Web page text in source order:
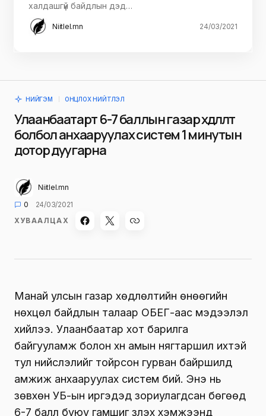
халдашгүй байдлын дэд…
Niitlel.mn 24/03/2021
НИЙГЭМ ОНЦЛОХ НИЙТЛЭЛ
Улаанбаатарт 6-7 баллын газар хөдлөлт
болбол анхааруулах систем 1 минутын
дотор дуугарна
Niitlel.mn
0
24/03/2021
ХУВААЛЦАХ
Манай улсын газар хөдлөлтийн өнөөгийн
нөхцөл байдлын талаар ОБЕГ-аас мэдээлэл
хийлээ. Улаанбаатар хот барилга
байгууламж болон хүн амын нягтаршил ихтэй
тул нийслэлийг тойрсон гурван байршилд
амжиж анхааруулах систем бий. Энэ нь
зөвхөн УБ-ын иргэдэд зориулагдсан бөгөөд
6-7 балл буюу гамшиг үзүүлэх хэмжээнд